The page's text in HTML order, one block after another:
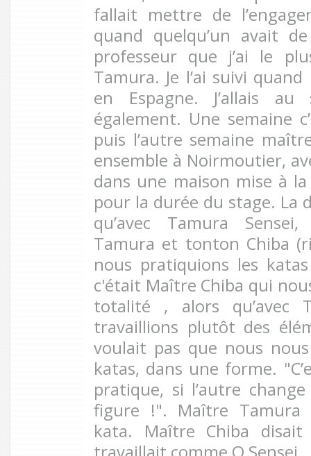
fallait mettre de
quand quelqu’un avait
professeur que j’ai le
Tamura. Je l’ai suivi
en Espagne. J’allais
également. Une semaine
puis l’autre semaine
ensemble à Noirmoutier,
dans une maison mise à
pour la durée du stage. La
qu’avec Tamura
Tamura et tonton Chiba
nous pratiquions les
c'était Maître Chiba qui
totalité , alors qu’avec
travaillions plutôt des
voulait pas que nous
katas, dans une forme.
pratique, si l’autre
figure !". Maître Tamura
kata. Maître Chiba
travaillait comme O Sensei.